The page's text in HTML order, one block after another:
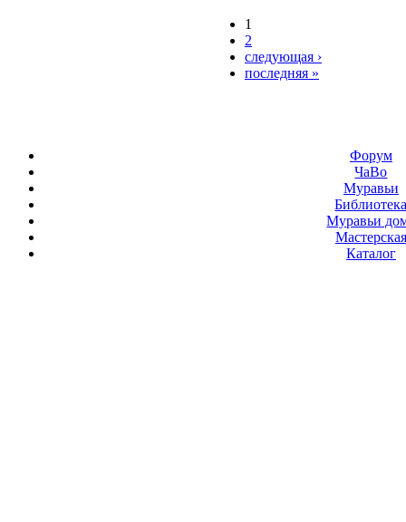
1
2
следующая ›
последняя »
Форум
ЧаВо
Муравьи
Муравьи
Мастерская
Каталог